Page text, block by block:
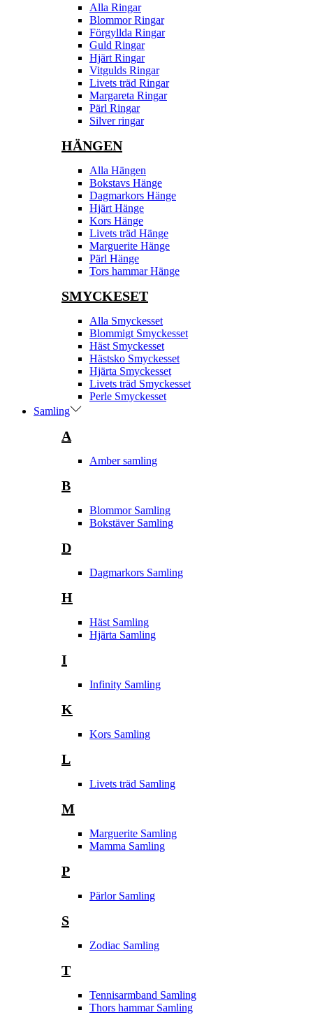
Alla Ringar
Blommor Ringar
Förgyllda Ringar
Guld Ringar
Hjärt Ringar
Vitgulds Ringar
Livets träd Ringar
Margareta Ringar
Pärl Ringar
Silver ringar
HÄNGEN
Alla Hängen
Bokstavs Hänge
Dagmarkors Hänge
Hjärt Hänge
Kors Hänge
Livets träd Hänge
Marguerite Hänge
Pärl Hänge
Tors hammar Hänge
SMYCKESET
Alla Smyckesset
Blommigt Smyckesset
Häst Smyckesset
Hästsko Smyckesset
Hjärta Smyckesset
Livets träd Smyckesset
Perle Smyckesset
Samling
A
Amber samling
B
Blommor Samling
Bokstäver Samling
D
Dagmarkors Samling
H
Häst Samling
Hjärta Samling
I
Infinity Samling
K
Kors Samling
L
Livets träd Samling
M
Marguerite Samling
Mamma Samling
P
Pärlor Samling
S
Zodiac Samling
T
Tennisarmband Samling
Thors hammar Samling